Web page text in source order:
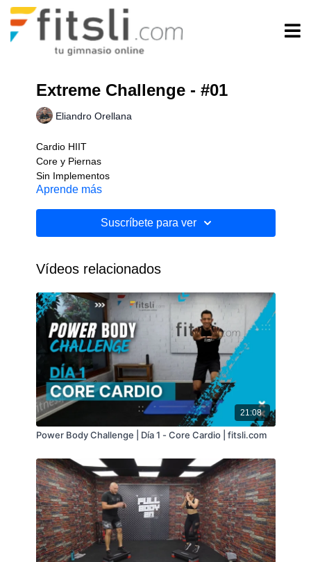
Extreme Challenge - #01
Eliandro Orellana
Cardio HIIT
Core y Piernas
Sin Implementos
Nivel: Avanzado
Aprende más
Suscríbete para ver
Vídeos relacionados
21:08
Power Body Challenge | Día 1 - Core Cardio | fitsli.com